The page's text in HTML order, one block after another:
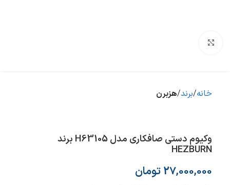
خانه برند هزبرن
وکیوم دستی صافکاری مدل H63105 برند
HEZBURN
27,000,000تومان